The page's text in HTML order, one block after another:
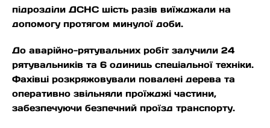
підрозділи ДСНС шість разів виїжджали на
допомогу протягом минулої доби.
До аварійно-рятувальних робіт залучили 24
рятувальників та 6 одиниць спеціальної техніки.
Фахівці розкряжовували повалені дерева та
оперативно звільняли проїжджі частини,
забезпечуючи безпечний проїзд транспорту.